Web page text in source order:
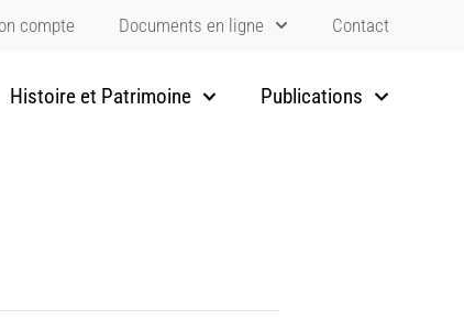
compte Documents en ligne Contact
Histoire et Patrimoine Publications